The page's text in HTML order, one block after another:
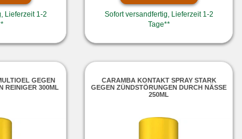
Lieferzeit 1-2
Sofort versandfertig, Lieferzeit 1-2
Tage**
GEGEN
REINIGER 300ML
CARAMBA KONTAKT SPRAY STARK
GEGEN ZÜNDSTÖRUNGEN DURCH NÄSSE
250ML